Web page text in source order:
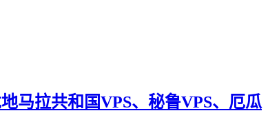
马拉共和国VPS、秘鲁VPS、厄瓜